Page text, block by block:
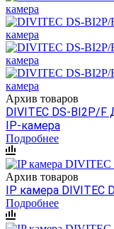
Архив товаров
DIVITEC DS-BI2P/F
IP-камера
Подробнее
Архив товаров
IP камера DIVITEC
Подробнее